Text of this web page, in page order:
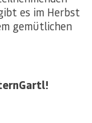
es im Herbst
gemütlichen